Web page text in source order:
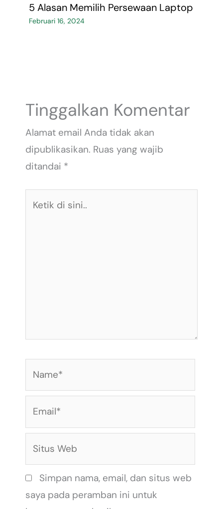
5 Alasan Memilih Persewaan Laptop
Februari 16, 2024
Tinggalkan Komentar
Alamat email Anda tidak akan
dipublikasikan. Ruas yang wajib
ditandai *
Simpan nama, email, dan situs web
saya pada peramban ini untuk